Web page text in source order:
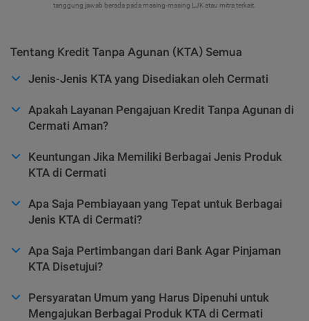
tanggung jawab berada pada masing-masing LJK atau mitra terkait.
Tentang Kredit Tanpa Agunan (KTA) Semua
Jenis-Jenis KTA yang Disediakan oleh Cermati
Apakah Layanan Pengajuan Kredit Tanpa Agunan di
Cermati Aman?
Keuntungan Jika Memiliki Berbagai Jenis Produk
KTA di Cermati
Apa Saja Pembiayaan yang Tepat untuk Berbagai
Jenis KTA di Cermati?
Apa Saja Pertimbangan dari Bank Agar Pinjaman
KTA Disetujui?
Persyaratan Umum yang Harus Dipenuhi untuk
Mengajukan Berbagai Produk KTA di Cermati